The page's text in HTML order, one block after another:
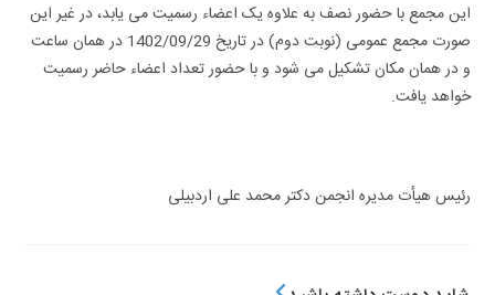
این مجمع با حضور نصف به علاوه یک اعضاء رسمیت می یابد، در غیر این
صورت مجمع عمومی (نوبت دوم) در تاریخ 1402/09/29 در همان ساعت
و در همان مکان تشکیل می شود و با حضور تعداد اعضاء حاضر رسمیت
خواهد یافت.
رئیس هیأت مدیره انجمن دکتر محمد علی اردبیلی